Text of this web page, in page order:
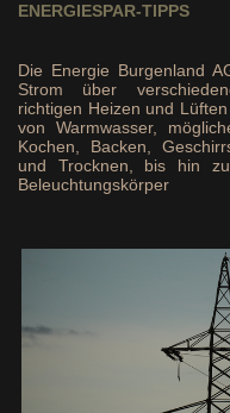
ENERGIESPAR-TIPPS
Die Energie Burgenland
Strom über
richtigen Heizen und
von Warmwasser,
Kochen, Backen,
und Trocknen, bis hin
Beleuchtungskörper